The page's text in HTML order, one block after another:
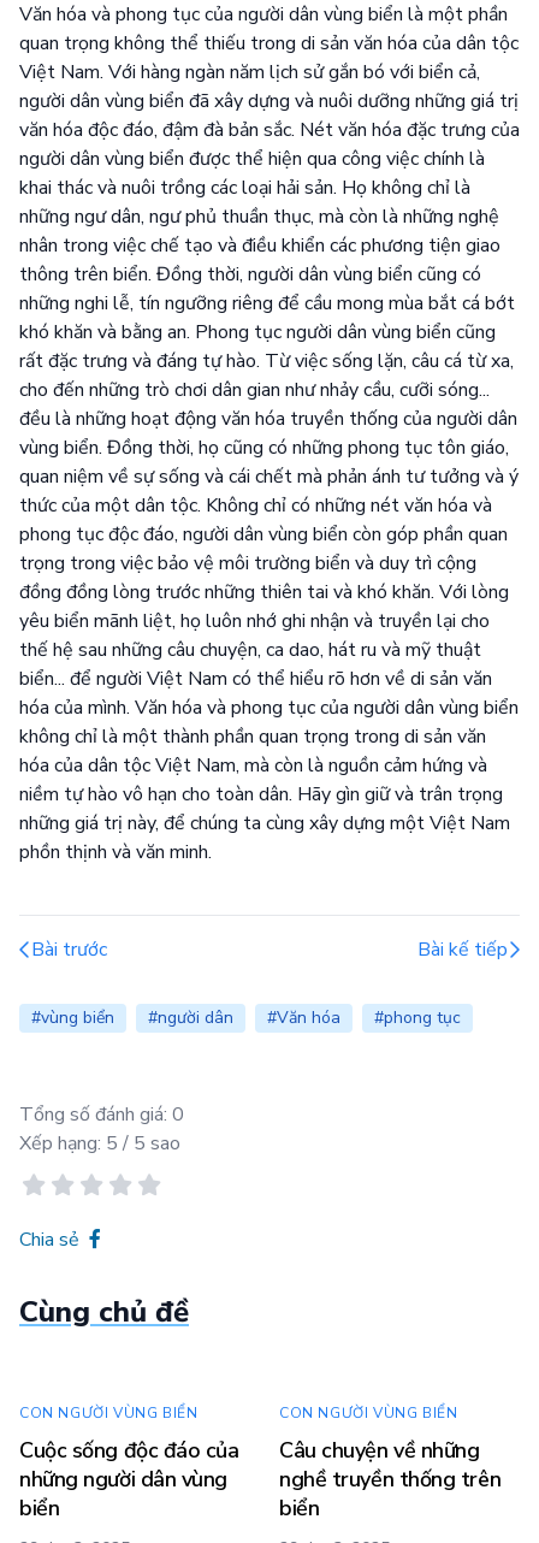
Văn hóa và phong tục của người dân vùng biển là một phần
quan trọng không thể thiếu trong di sản văn hóa của dân tộc
Việt Nam. Với hàng ngàn năm lịch sử gắn bó với biển cả,
người dân vùng biển đã xây dựng và nuôi dưỡng những giá trị
văn hóa độc đáo, đậm đà bản sắc. Nét văn hóa đặc trưng của
người dân vùng biển được thể hiện qua công việc chính là
khai thác và nuôi trồng các loại hải sản. Họ không chỉ là
những ngư dân, ngư phủ thuần thục, mà còn là những nghệ
nhân trong việc chế tạo và điều khiển các phương tiện giao
thông trên biển. Đồng thời, người dân vùng biển cũng có
những nghi lễ, tín ngưỡng riêng để cầu mong mùa bắt cá bớt
khó khăn và bằng an. Phong tục người dân vùng biển cũng
rất đặc trưng và đáng tự hào. Từ việc sống lặn, câu cá từ xa,
cho đến những trò chơi dân gian như nhảy cầu, cưỡi sóng...
đều là những hoạt động văn hóa truyền thống của người dân
vùng biển. Đồng thời, họ cũng có những phong tục tôn giáo,
quan niệm về sự sống và cái chết mà phản ánh tư tưởng và ý
thức của một dân tộc. Không chỉ có những nét văn hóa và
phong tục độc đáo, người dân vùng biển còn góp phần quan
trọng trong việc bảo vệ môi trường biển và duy trì cộng
đồng đồng lòng trước những thiên tai và khó khăn. Với lòng
yêu biển mãnh liệt, họ luôn nhớ ghi nhận và truyền lại cho
thế hệ sau những câu chuyện, ca dao, hát ru và mỹ thuật
biển... để người Việt Nam có thể hiểu rõ hơn về di sản văn
hóa của mình. Văn hóa và phong tục của người dân vùng biển
không chỉ là một thành phần quan trọng trong di sản văn
hóa của dân tộc Việt Nam, mà còn là nguồn cảm hứng và
niềm tự hào vô hạn cho toàn dân. Hãy gìn giữ và trân trọng
những giá trị này, để chúng ta cùng xây dựng một Việt Nam
phồn thịnh và văn minh.
Bài trước Bài kế tiếp
#vùng biển #người dân #Văn hóa #phong tục
Tổng số đánh giá: 0
Xếp hạng: 5 / 5 sao
Chia sẻ
Cùng chủ đề
CON NGƯỜI VÙNG BIỂN
Cuộc sống độc đáo của
những người dân vùng
biển
CON NGƯỜI VÙNG BIỂN
Câu chuyện về những
nghề truyền thống trên
biển